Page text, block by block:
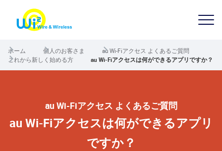
ホーム 個人のお客さま
au Wi-Fiアクセス よくあるご質問
これから新しく始める方
au Wi-Fiアクセスは何ができるアプリですか？
au Wi-Fiアクセスは何ができるアプリ
ですか？
au Wi-Fiアクセス よくあるご質問